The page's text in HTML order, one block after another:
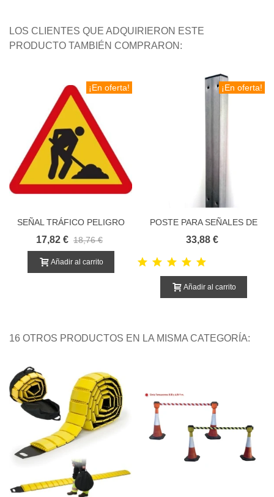
LOS CLIENTES QUE ADQUIRIERON ESTE
PRODUCTO TAMBIÉN COMPRARON:
¡En oferta!
SEÑAL TRÁFICO PELIGRO
OBRAS
17,82 € 18,76 €
Añadir al carrito
¡En oferta!
POSTE PARA SEÑALES DE
TRÁFICO
33,88 €
Añadir al carrito
16 OTROS PRODUCTOS EN LA MISMA CATEGORÍA: